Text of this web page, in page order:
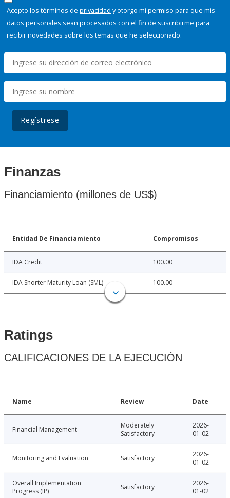
Acepto los términos de privacidad y otorgo mi permiso para que mis
datos personales sean procesados con el fin de suscribirme para
recibir novedades sobre los temas que he seleccionado.
Regístrese
Finanzas
Financiamiento (millones de US$)
Entidad De Financiamiento Compromisos
IDA Credit 100.00
IDA Shorter Maturity Loan (SML) 100.00
Ratings
CALIFICACIONES DE LA EJECUCIÓN
Name Review Date
Financial Management
Moderately
Satisfactory
2026-
01-02
Monitoring and Evaluation Satisfactory
2026-
01-02
Overall Implementation
Progress (IP)
Satisfactory
2026-
01-02